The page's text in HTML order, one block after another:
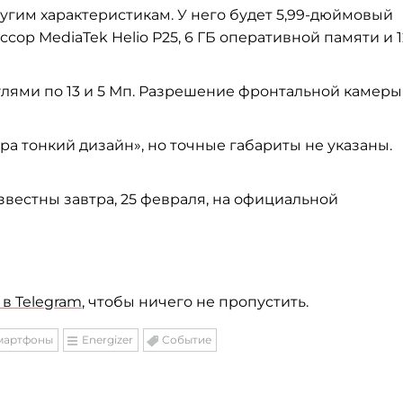
характеристикам. У него будет 5,99-дюймовый
MediaTek Helio P25, 6 ГБ оперативной памяти и
по 13 и 5 Мп. Разрешение фронтальной камеры
тонкий дизайн», но точные габариты не указаны.
завтра, 25 февраля, на официальной
Telegram, чтобы ничего не пропустить.
Energizer Событие